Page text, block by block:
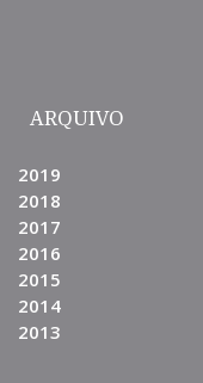
ARQUIVO
2019
2018
2017
2016
2015
2014
2013